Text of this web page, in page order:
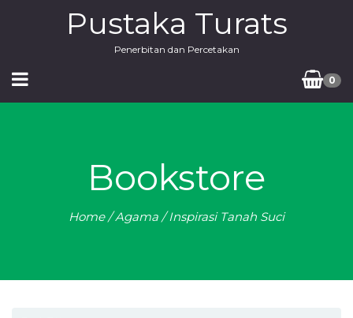
Pustaka Turats
Penerbitan dan Percetakan
0
Bookstore
Home/Agama / Inspirasi Tanah Suci